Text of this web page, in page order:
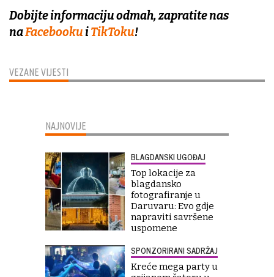
VEZANE VIJESTI
Dobijte informaciju odmah, zapratite nas
naFacebookuiTikToku!
NAJNOVIJE
BLAGDANSKI UGOĐAJ
Top lokacije za
blagdansko
fotografiranje u
Daruvaru: Evo gdje
napraviti savršene
uspomene
SPONZORIRANI SADRŽAJ
Kreće mega party u